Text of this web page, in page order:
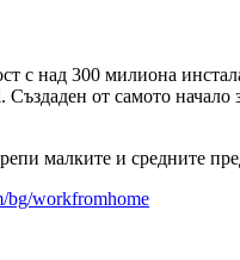
с над 300 милиона
от самото
малките и средните
bg/workfromhome